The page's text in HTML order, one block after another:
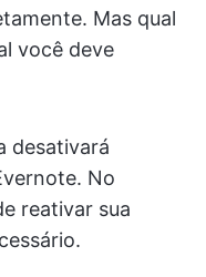
Mas qual
você deve
desativará
No
reativar sua